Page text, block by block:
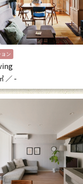
ン
／ -